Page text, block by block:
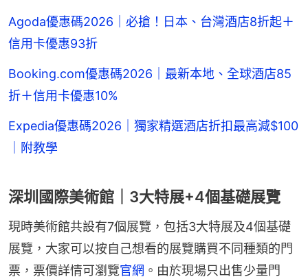
Agoda優惠碼2026｜必搶！日本、台灣酒店8折起＋
信用卡優惠93折
Booking.com優惠碼2026｜最新本地、全球酒店85
折＋信用卡優惠10%
Expedia優惠碼2026｜獨家精選酒店折扣最高減$100
｜附教學
深圳國際美術館｜3大特展+4個基礎展覽
現時美術館共設有7個展覽，包括3大特展及4個基礎
展覽，大家可以按自己想看的展覽購買不同種類的門
票，票價詳情可瀏覽官網 。由於現場只出售少量門